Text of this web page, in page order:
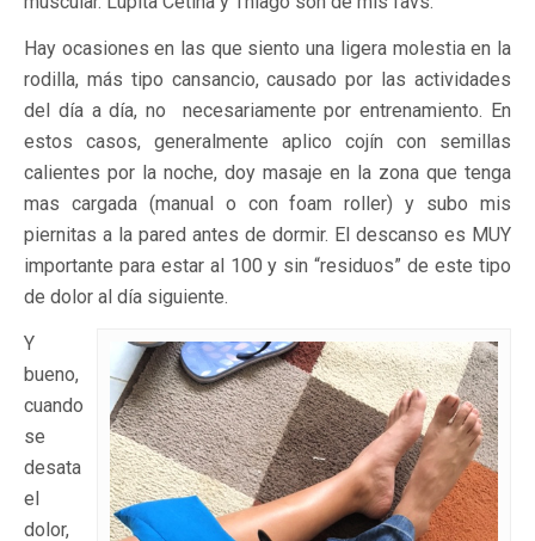
Hay ocasiones en las que siento una ligera molestia en la
rodilla, más tipo cansancio, causado por las actividades
del día a día, no necesariamente por entrenamiento. En
estos casos, generalmente aplico cojín con semillas
calientes por la noche, doy masaje en la zona que tenga
mas cargada (manual o con foam roller) y subo mis
piernitas a la pared antes de dormir. El descanso es MUY
importante para estar al 100 y sin “residuos” de este tipo
de dolor al día siguiente.
Y
bueno,
cuando
se
desata
el
dolor,